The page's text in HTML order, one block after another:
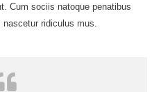
Cum sociis natoque penatibus
ridiculus mus.